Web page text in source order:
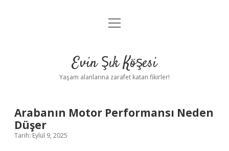
Anasayfa
Yasal Uyarı
menüyü
Evin Şık Köşesi
Yaşam alanlarına zarafet katan fikirler!
Arabanın Motor Performansı Neden
Düşer
Tarih: Eylül 9, 2025